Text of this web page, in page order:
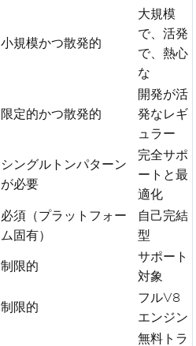
小規模かつ散発的
大規模
で、活発
で、熱心
な
限定的かつ散発的
開発が活
発なレギ
ュラー
シングルトンパターン
が必要
完全サポ
ートと最
適化
必須（プラットフォー
ム固有）
自己完結
型
制限的
サポート
対象
制限的
フルV8
エンジン
無料トラ